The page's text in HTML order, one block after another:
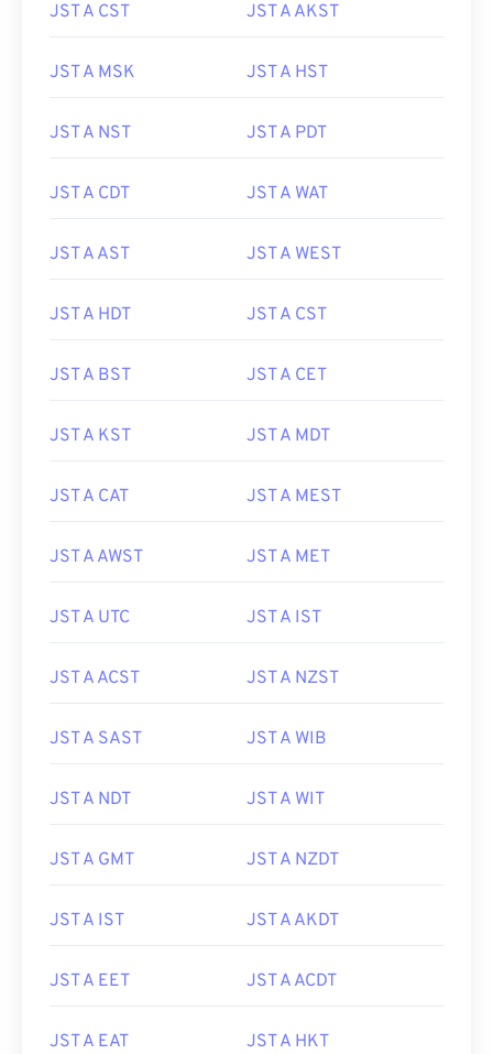
JST A CST JST A AKST
JST A MSK JST A HST
JST A NST JST A PDT
JST A CDT JST A WAT
JST A AST JST A WEST
JST A HDT JST A CST
JST A BST JST A CET
JST A KST JST A MDT
JST A CAT JST A MEST
JST A AWST JST A MET
JST A UTC JST A IST
JST A ACST JST A NZST
JST A SAST JST A WIB
JST A NDT JST A WIT
JST A GMT JST A NZDT
JST A IST JST A AKDT
JST A EET JST A ACDT
JST A EAT JST A HKT